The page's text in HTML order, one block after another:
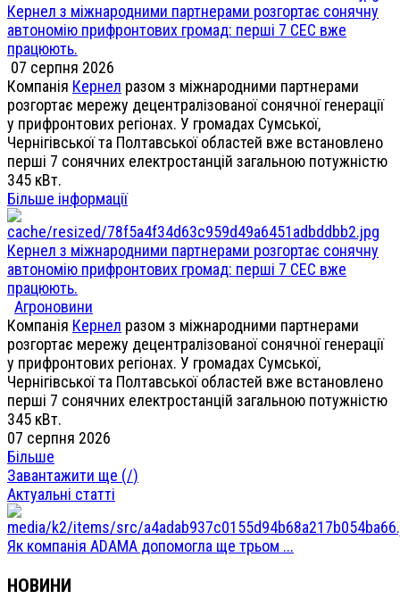
Кернел з міжнародними партнерами розгортає сонячну
автономію прифронтових громад: перші 7 СЕС вже
працюють.
07 серпня 2026
Компанія Кернел разом з міжнародними партнерами
розгортає мережу децентралізованої сонячної генерації
у прифронтових регіонах. У громадах Сумської,
Чернігівської та Полтавської областей вже встановлено
перші 7 сонячних електростанцій загальною потужністю
345 кВт.
Більше інформації
Кернел з міжнародними партнерами розгортає сонячну
автономію прифронтових громад: перші 7 СЕС вже
працюють.
Агроновини
Компанія Кернел разом з міжнародними партнерами
розгортає мережу децентралізованої сонячної генерації
у прифронтових регіонах. У громадах Сумської,
Чернігівської та Полтавської областей вже встановлено
перші 7 сонячних електростанцій загальною потужністю
345 кВт.
07 серпня 2026
Більше
Завантажити ще (/)
Актуальні статті
Як компанія ADAMA допомогла ще трьом ...
НОВИНИ